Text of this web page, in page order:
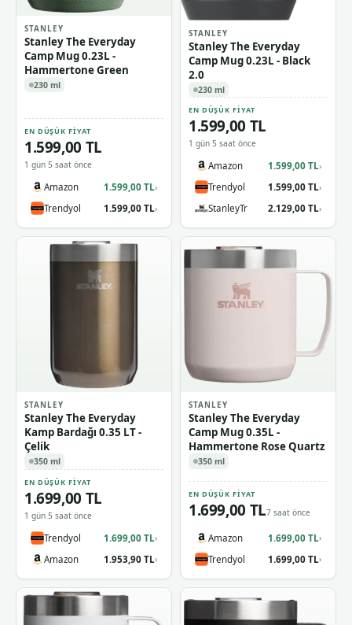
STANLEY
Stanley The Everyday
Camp Mug 0.23L -
Hammertone Green
230 ml
EN DÜŞÜK FIYAT
1.599,00 TL
1 gün 5 saat önce
Amazon 1.599,00 TL›
Trendyol 1.599,00 TL›
STANLEY
Stanley The Everyday
Camp Mug 0.23L - Black
2.0
230 ml
EN DÜŞÜK FIYAT
1.599,00 TL
1 gün 5 saat önce
Amazon 1.599,00 TL›
Trendyol 1.599,00 TL›
StanleyTr 2.129,00 TL›
STANLEY
Stanley The Everyday
Kamp Bardağı 0.35 LT -
Çelik
350 ml
EN DÜŞÜK FIYAT
1.699,00 TL
1 gün 5 saat önce
Trendyol 1.699,00 TL›
Amazon 1.953,90 TL›
STANLEY
Stanley The Everyday
Camp Mug 0.35L -
Hammertone Rose Quartz
350 ml
EN DÜŞÜK FIYAT
1.699,00 TL7 saat önce
Amazon 1.699,00 TL›
Trendyol 1.699,00 TL›